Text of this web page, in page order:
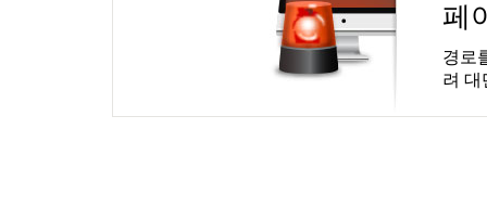
페
경로
려 대